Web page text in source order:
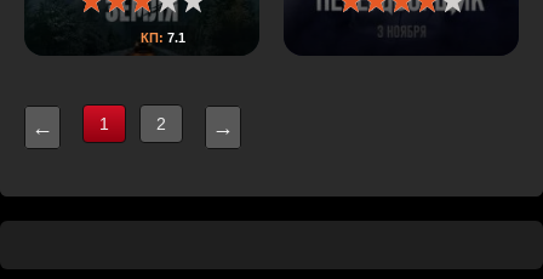
КП: 7.1
← 1 2 →